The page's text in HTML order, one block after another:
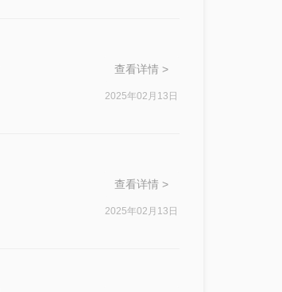
查看详情 >
2025年02月13日
查看详情 >
2025年02月13日